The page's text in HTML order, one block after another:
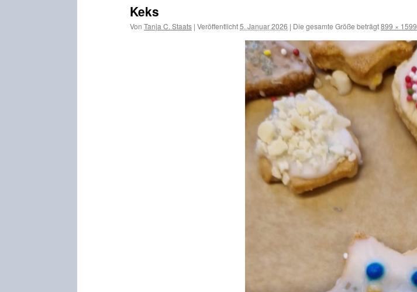
Keks
Von Tanja C. Staats | Veröffentlicht5. Januar 2026 | Die gesamte Größe beträgt899 × 1599